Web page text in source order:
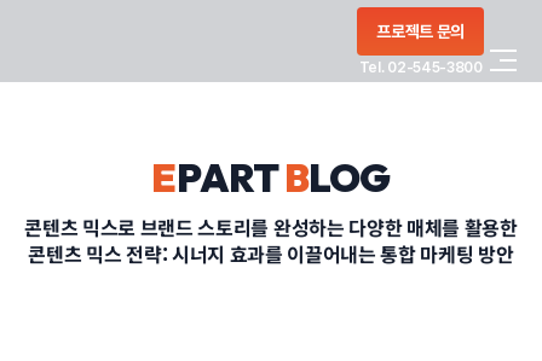
프로젝트 문의
Tel. 02-545-3800
PORTFOLIO
EPARTBLOG
콘텐츠 믹스로 브랜드 스토리를 완성하는 다양한 매체를 활용한
콘텐츠 믹스 전략: 시너지 효과를 이끌어내는 통합 마케팅 방안